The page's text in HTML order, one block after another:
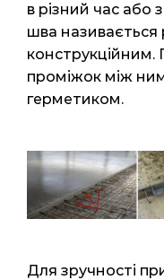
в різний час або
шва
конструкційним.
проміжок між
герметиком.
Для зручності